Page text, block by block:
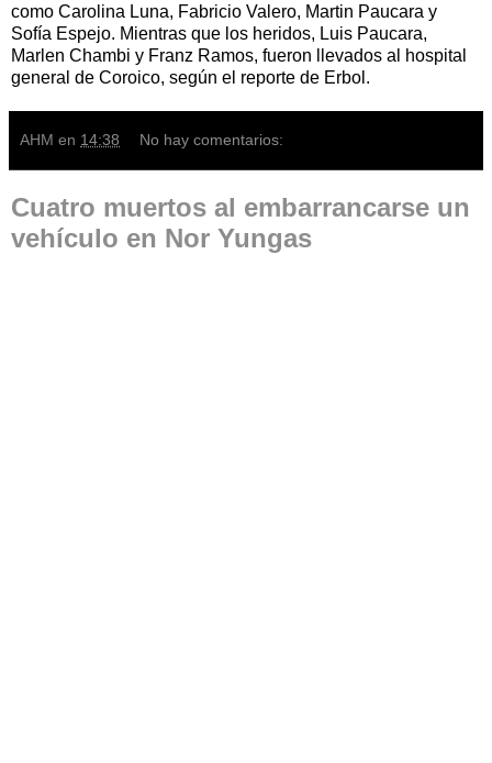
como Carolina Luna, Fabricio Valero, Martin Paucara y
Sofía Espejo. Mientras que los heridos, Luis Paucara,
Marlen Chambi y Franz Ramos, fueron llevados al hospital
general de Coroico, según el reporte de Erbol.
AHM en 14:38 No hay comentarios:
Cuatro muertos al embarrancarse un
vehículo en Nor Yungas